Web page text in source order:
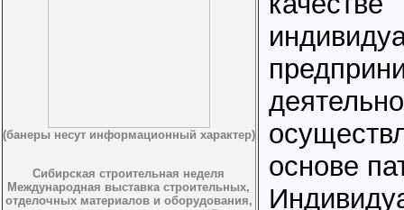
(банеры несут информационный характер)
Сибирская строительная неделя
Международная выставка строительных,
отделочных материалов и оборудования,
основе